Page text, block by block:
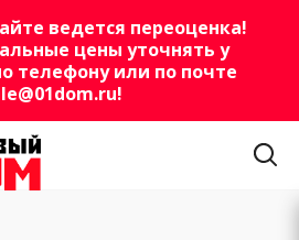
ведется переоценка!
цены уточнять у
телефону или по почте
!